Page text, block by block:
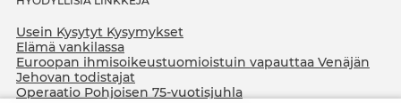
Usein Kysytyt Kysymykset
Elämä vankilassa
Euroopan ihmisoikeustuomioistuin vapauttaa Venäjän
Jehovan todistajat
Operaatio Pohjoisen 75-vuotisjuhla